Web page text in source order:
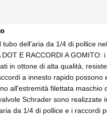
tubo dell'aria da 1/4 di pollice
DOT E RACCORDI A
in ottone di alta qualità,
a innesto rapido
all'estremità filettata
Schrader sono
da 1/4 di pollice e i